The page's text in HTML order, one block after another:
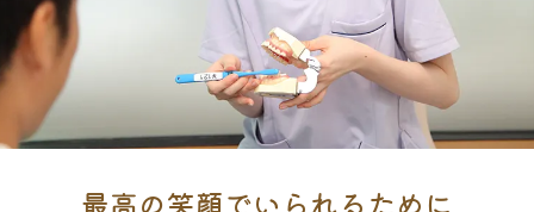
最高の笑顔でいられるために